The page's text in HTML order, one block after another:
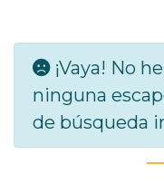
¡Vaya! No
ninguna
de búsqueda